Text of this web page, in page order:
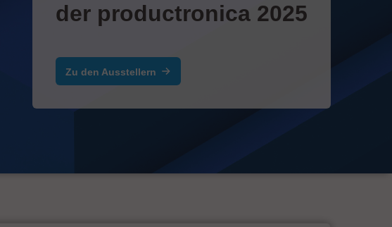
der productronica 2025
Zu den Ausstellern